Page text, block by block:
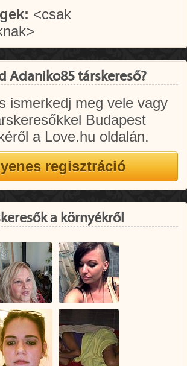
<csak
Adaniko85 társkereső?
ismerkedj meg vele vagy
Budapest
a Love.hu oldalán.
a környékről